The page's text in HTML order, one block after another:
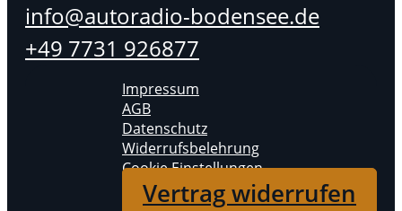
info@autoradio-bodensee.de
+49 7731 926877
Impressum
AGB
Datenschutz
Widerrufsbelehrung
Cookie Einstellungen
Vertrag widerrufen